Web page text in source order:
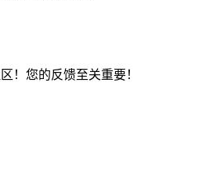
！您的反馈至关重要！